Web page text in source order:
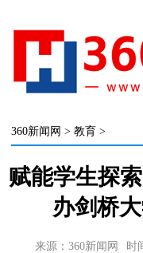
360新闻网 >教育 >
赋能学生探
办剑桥
来源：360新闻网 时